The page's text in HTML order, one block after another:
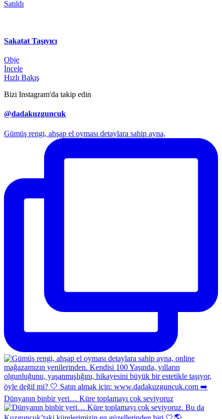
Satıldı
Sakatat Taşıyıcı
Obje
İncele
Hızlı Bakış
Bizi Instagram'da takip edin
@dadakuzguncuk
Gümüş rengi, ahşap el oyması detaylara sahip ayna,
Dünyanın binbir yeri… Küre toplamayı çok seviyoruz